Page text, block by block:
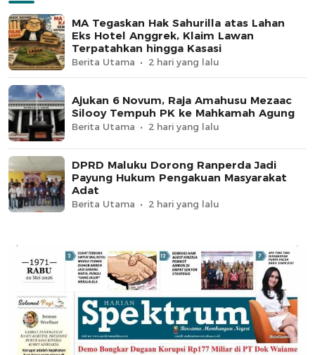
MA Tegaskan Hak Sahurilla atas Lahan
Eks Hotel Anggrek, Klaim Lawan
Terpatahkan hingga Kasasi
Berita Utama 2 hari yang lalu
Ajukan 6 Novum, Raja Amahusu Mezaac
Silooy Tempuh PK ke Mahkamah Agung
Berita Utama 2 hari yang lalu
DPRD Maluku Dorong Ranperda Jadi
Payung Hukum Pengakuan Masyarakat
Adat
Berita Utama 2 hari yang lalu